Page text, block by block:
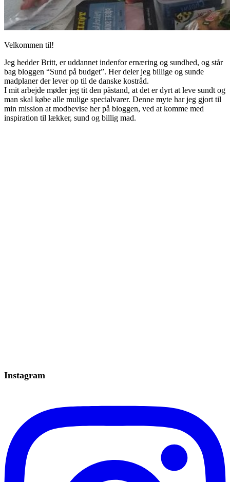
Velkommen til!
Jeg hedder Britt, er uddannet indenfor ernæring og sundhed, og står
bag bloggen “Sund på budget”. Her deler jeg billige og sunde
madplaner der lever op til de danske kostråd.
I mit arbejde møder jeg tit den påstand, at det er dyrt at leve sundt og
man skal købe alle mulige specialvarer. Denne myte har jeg gjort til
min mission at modbevise her på bloggen, ved at komme med
inspiration til lækker, sund og billig mad.
Instagram